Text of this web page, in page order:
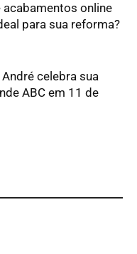
acabamentos online
para sua reforma?
celebra sua
ABC em 11 de